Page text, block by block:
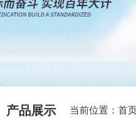
产品展示 当前位置： 首